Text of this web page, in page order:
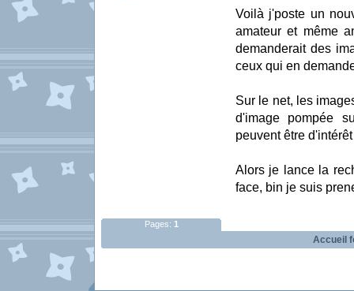
Voilà j'poste un
amateur et même
demanderait des
ceux qui en
Sur le net, les
d'image pompée
peuvent être
Alors je lance la
face, bin je suis
Pages: 1
Accueil